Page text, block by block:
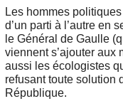
Les hommes
d’un parti à l’autre en
le Général de Gaulle
viennent s’ajouter aux
aussi les écologistes
refusant toute solution
République.